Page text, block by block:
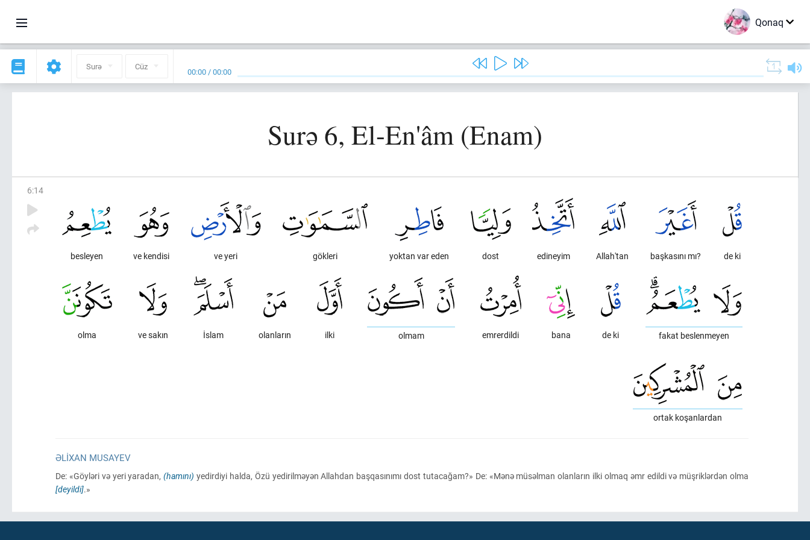
Qonaq
Surə Cüz 00:00 /00:00
Surə 6, El-En'âm (Enam)
6:14
de ki
başkasını mı?
Allah'tan
edineyim
dost
yoktan var eden
gökleri
ve yeri
ve kendisi
besleyen
fakat beslenmeyen
de ki
bana
emrerdildi
olmam
ilki
olanların
İslam
ve sakın
olma
ortak koşanlardan
ƏLIXAN MUSAYEV
De: «Göyləri və yeri yaradan,(hamını) yedirdiyi halda, Özü yedirilməyən Allahdan başqasınımı dost tutacağam?» De: «Mənə müsəlman olanların ilki olmaq əmr edildi və müşriklərdən olma
[deyildi].»